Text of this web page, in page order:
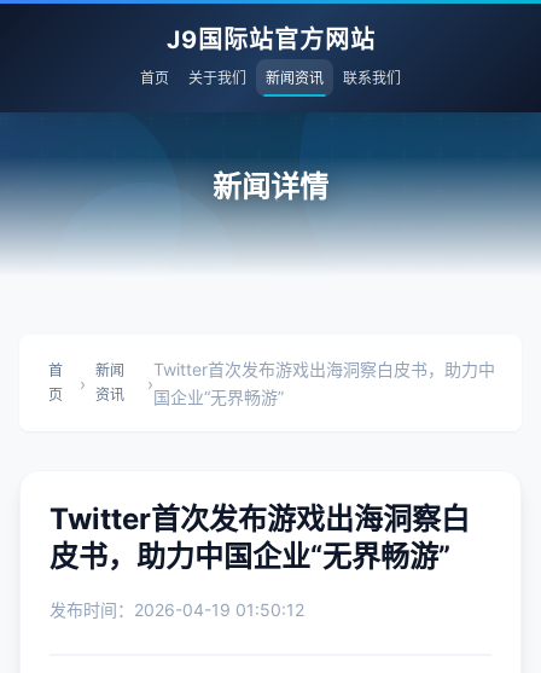
J9国际站官方网站
首页 关于我们 新闻资讯 联系我们
新闻详情
首
页
›
新闻
资讯
›
Twitter首次发布游戏出海洞察白皮书，助力中
国企业“无界畅游”
Twitter首次发布游戏出海洞察白
皮书，助力中国企业“无界畅游”
发布时间：2026-04-19 01:50:12